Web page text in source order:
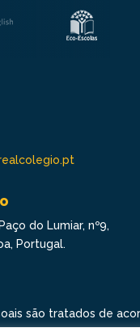
do Lumiar, nº9,
Portugal.
são tratados de